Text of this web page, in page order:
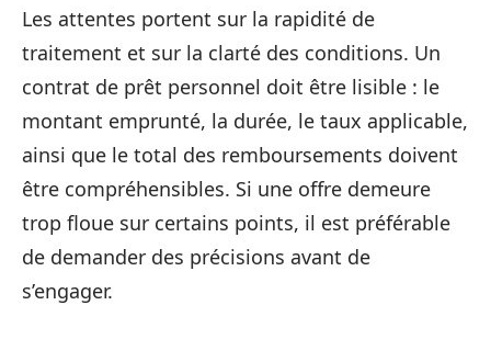
Les attentes portent sur la rapidité de
traitement et sur la clarté des conditions. Un
contrat de prêt personnel doit être lisible : le
montant emprunté, la durée, le taux applicable,
ainsi que le total des remboursements doivent
être compréhensibles. Si une offre demeure
trop floue sur certains points, il est préférable
de demander des précisions avant de
s’engager.